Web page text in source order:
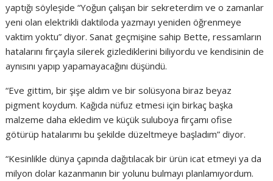
yaptığı söyleşide “Yoğun çalışan bir sekreterdim ve o zamanlar
yeni olan elektrikli daktiloda yazmayı yeniden öğrenmeye
vaktim yoktu” diyor. Sanat geçmişine sahip Bette, ressamların
hatalarını fırçayla silerek gizlediklerini biliyordu ve kendisinin de
aynısını yapıp yapamayacağını düşündü.
“Eve gittim, bir şişe aldım ve bir solüsyona biraz beyaz
pigment koydum. Kağıda nüfuz etmesi için birkaç başka
malzeme daha ekledim ve küçük suluboya fırçamı ofise
götürüp hatalarımı bu şekilde düzeltmeye başladım” diyor.
“Kesinlikle dünya çapında dağıtılacak bir ürün icat etmeyi ya da
milyon dolar kazanmanın bir yolunu bulmayı planlamıyordum.